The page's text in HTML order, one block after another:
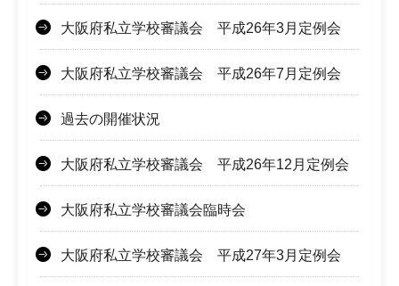
大阪府私立学校審議会 平成26年3月定例会
大阪府私立学校審議会 平成26年7月定例会
過去の開催状況
大阪府私立学校審議会 平成26年12月定例会
大阪府私立学校審議会臨時会
大阪府私立学校審議会 平成27年3月定例会